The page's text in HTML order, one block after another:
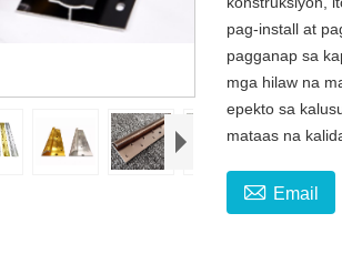
pag-install at
pagganap sa
mga hilaw na
epekto sa
mataas na
 Email